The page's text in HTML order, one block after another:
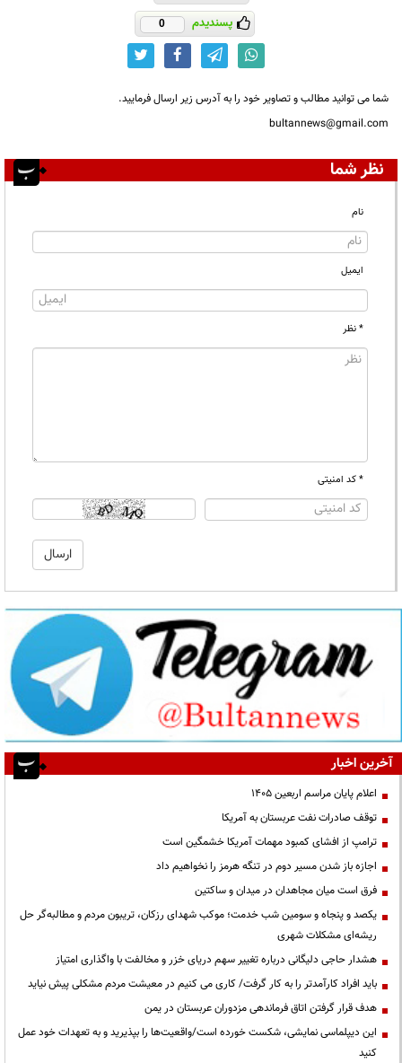
پسندیدم 0
شما می توانید مطالب و تصاویر خود را به آدرس زیر ارسال فرمایید.
bultannews@gmail.com
نظر شما
نام
ایمیل
* نظر
* کد امنیتی
آخرین اخبار
اعلام پایان مراسم اربعین ۱۴۰۵
توقف صادرات نفت عربستان به آمریکا
ترامپ از افشای کمبود مهمات آمریکا خشمگین است
اجازه باز شدن مسیر دوم در تنگه هرمز را نخواهیم داد
فرق است میان مجاهدان در میدان و ساکتین
یکصد و پنجاه و سومین شب خدمت؛ موکب شهدای رزکان، تریبون مردم و مطالبه‌گر حل
ریشه‌ای مشکلات شهری
هشدار حاجی دلیگانی درباره تغییر سهم دریای خزر و مخالفت با واگذاری امتیاز
باید افراد کارآمدتر را به کار گرفت/ کاری می کنیم در معیشت مردم مشکلی پیش نیاید
هدف قرار گرفتن اتاق‌ فرماندهی مزدوران عربستان در یمن
این دیپلماسی نمایشی، شکست خورده است/واقعیت‌ها را بپذیرید و به تعهدات خود عمل
کنید